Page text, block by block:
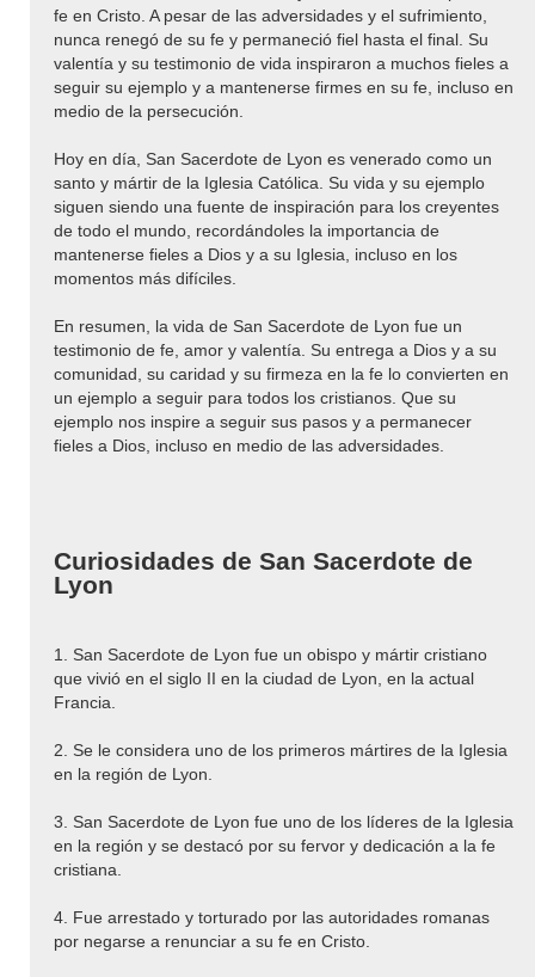
fe en Cristo. A pesar de las adversidades y el sufrimiento,
nunca renegó de su fe y permaneció fiel hasta el final. Su
valentía y su testimonio de vida inspiraron a muchos fieles a
seguir su ejemplo y a mantenerse firmes en su fe, incluso en
medio de la persecución.
Hoy en día, San Sacerdote de Lyon es venerado como un
santo y mártir de la Iglesia Católica. Su vida y su ejemplo
siguen siendo una fuente de inspiración para los creyentes
de todo el mundo, recordándoles la importancia de
mantenerse fieles a Dios y a su Iglesia, incluso en los
momentos más difíciles.
En resumen, la vida de San Sacerdote de Lyon fue un
testimonio de fe, amor y valentía. Su entrega a Dios y a su
comunidad, su caridad y su firmeza en la fe lo convierten en
un ejemplo a seguir para todos los cristianos. Que su
ejemplo nos inspire a seguir sus pasos y a permanecer
fieles a Dios, incluso en medio de las adversidades.
Curiosidades de San Sacerdote de
Lyon
1. San Sacerdote de Lyon fue un obispo y mártir cristiano
que vivió en el siglo II en la ciudad de Lyon, en la actual
Francia.
2. Se le considera uno de los primeros mártires de la Iglesia
en la región de Lyon.
3. San Sacerdote de Lyon fue uno de los líderes de la Iglesia
en la región y se destacó por su fervor y dedicación a la fe
cristiana.
4. Fue arrestado y torturado por las autoridades romanas
por negarse a renunciar a su fe en Cristo.